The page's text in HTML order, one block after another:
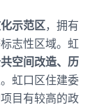
示范区，拥有
志性区域。虹
空间改造、历
虹口区住建委
目有较高的政